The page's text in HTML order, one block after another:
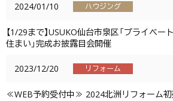
2024/01/10 ハウジング
【1/29まで】USUKO仙台市泉区「プライベ
住まい」完成お披露目会開催
2023/12/20 リフォーム
≪WEB予約受付中≫ 2024北洲リフォーム初売